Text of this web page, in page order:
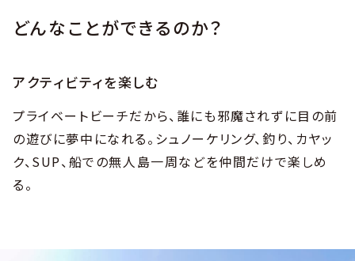
どんなことができるのか？
アクティビティを楽しむ
プライベートビーチだから、誰にも邪魔されずに目の前
の遊びに夢中になれる。シュノーケリング、釣り、カヤッ
ク、SUP、船での無人島一周などを仲間だけで楽しめ
る。